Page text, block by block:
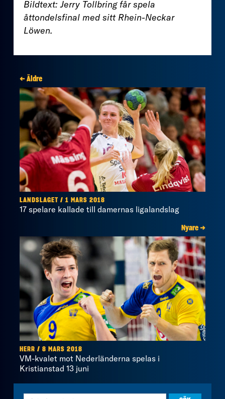
Bildtext: Jerry Tollbring får spela
åttondelsfinal med sitt Rhein-Neckar
Löwen.
← Äldre
LANDSLAGET / 1 MARS 2018
17 spelare kallade till damernas ligalandslag
Nyare →
HERR / 8 MARS 2018
VM-kvalet mot Nederländerna spelas i
Kristianstad 13 juni